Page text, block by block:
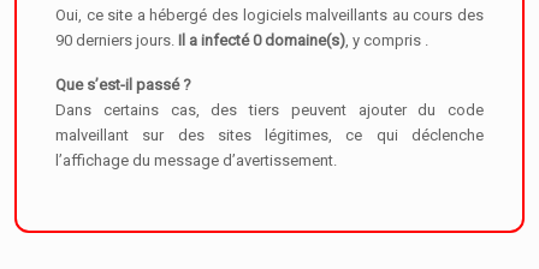
Oui, ce site a hébergé des logiciels malveillants au cours des
90 derniers jours. Il a infecté 0 domaine(s) , y compris .
Que s’est-il passé ?
Dans certains cas, des tiers peuvent ajouter du code
malveillant sur des sites légitimes, ce qui déclenche
l’affichage du message d’avertissement.